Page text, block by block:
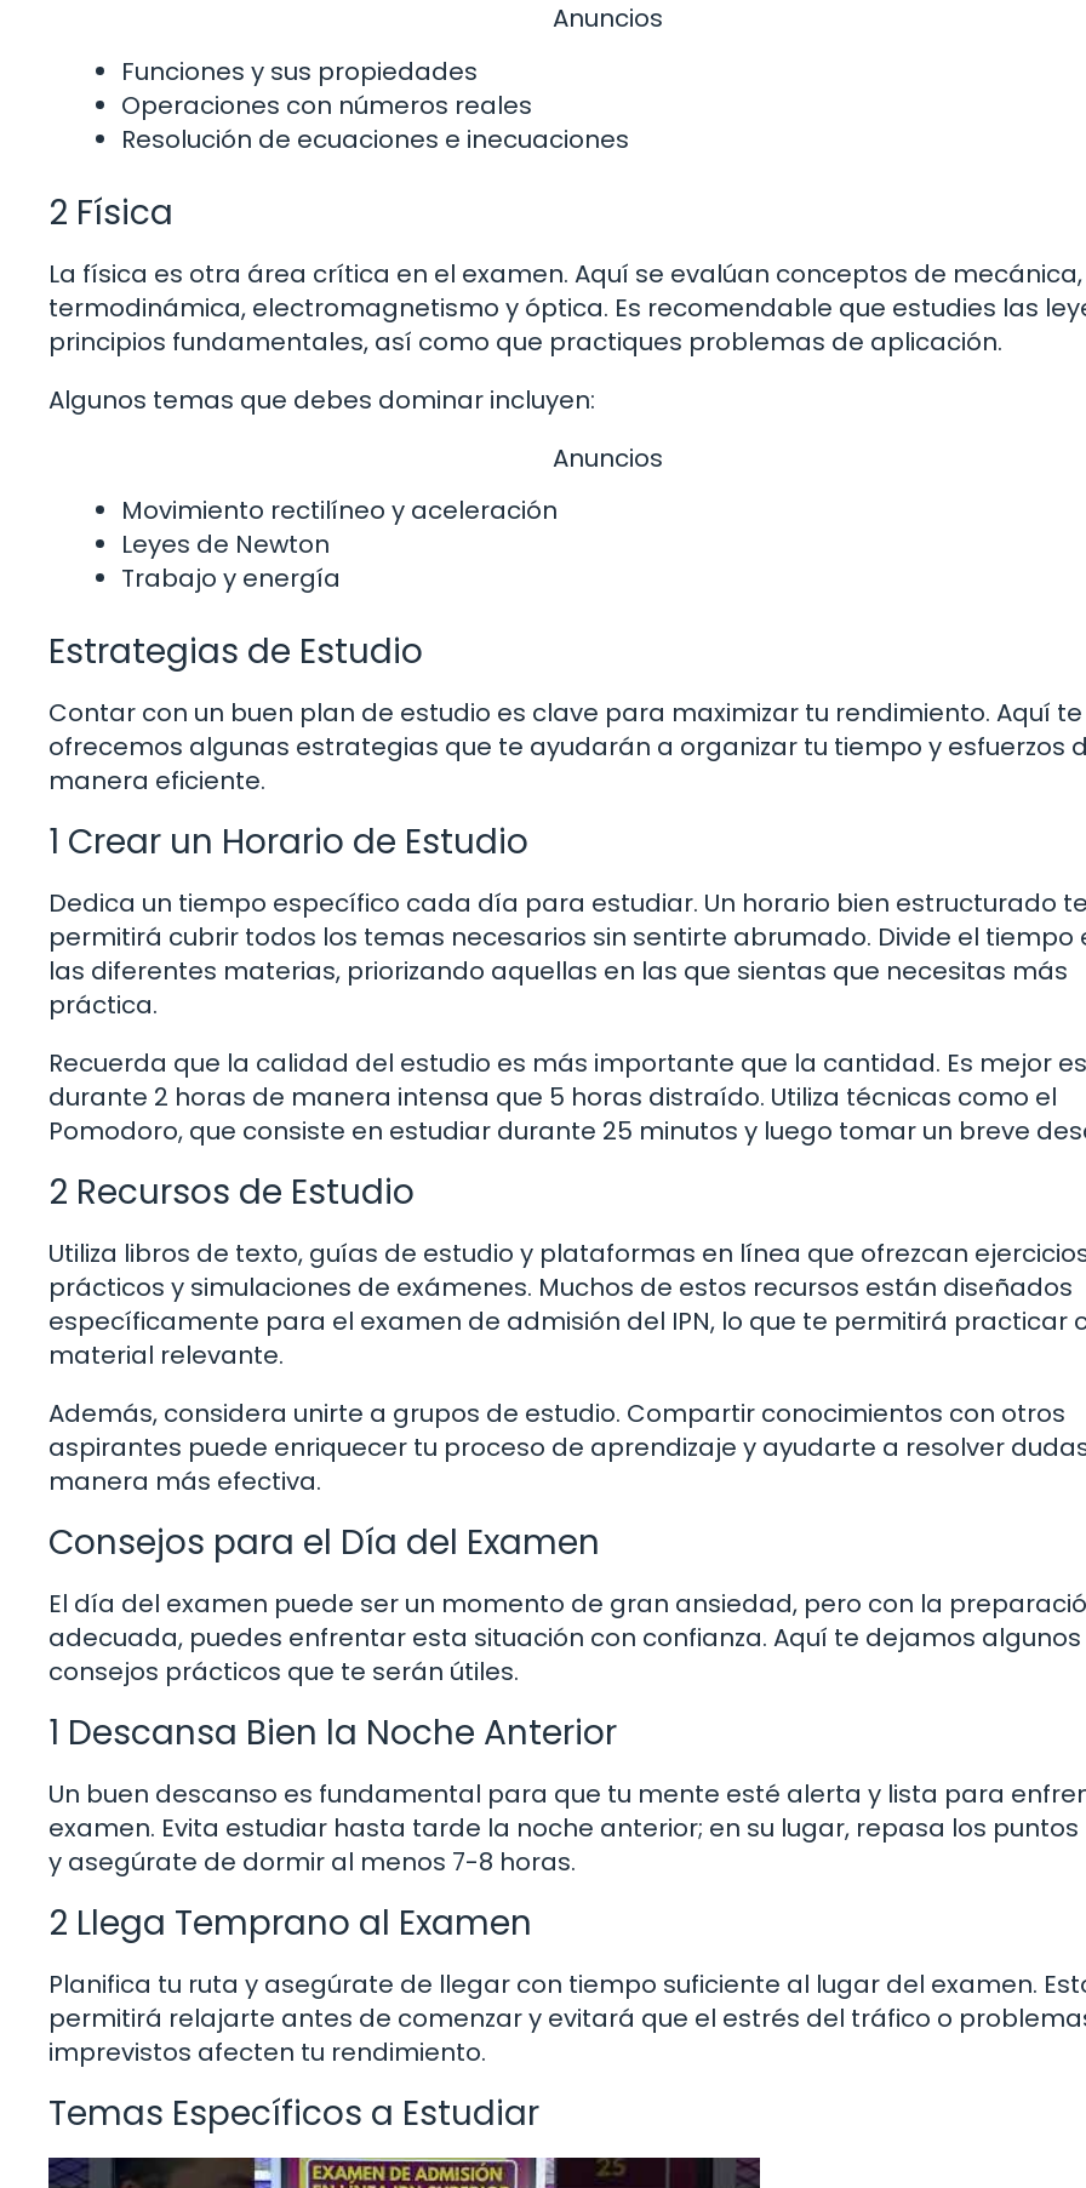
Anuncios
Funciones y sus propiedades
Operaciones con números reales
Resolución de ecuaciones e inecuaciones
2 Física
La física es otra área crítica en el examen. Aquí se evalúan conceptos de mecánica,
termodinámica, electromagnetismo y óptica. Es recomendable que estudies las
principios fundamentales, así como que practiques problemas de aplicación.
Algunos temas que debes dominar incluyen:
Anuncios
Movimiento rectilíneo y aceleración
Leyes de Newton
Trabajo y energía
Estrategias de Estudio
Contar con un buen plan de estudio es clave para maximizar tu rendimiento. Aquí te
ofrecemos algunas estrategias que te ayudarán a organizar tu tiempo y esfuerzos
manera eficiente.
1 Crear un Horario de Estudio
Dedica un tiempo específico cada día para estudiar. Un horario bien estructurado
permitirá cubrir todos los temas necesarios sin sentirte abrumado. Divide el tiempo
las diferentes materias, priorizando aquellas en las que sientas que necesitas más
práctica.
Recuerda que la calidad del estudio es más importante que la cantidad. Es mejor
durante 2 horas de manera intensa que 5 horas distraído. Utiliza técnicas como el
Pomodoro, que consiste en estudiar durante 25 minutos y luego tomar un breve
2 Recursos de Estudio
Utiliza libros de texto, guías de estudio y plataformas en línea que ofrezcan
prácticos y simulaciones de exámenes. Muchos de estos recursos están diseñados
específicamente para el examen de admisión del IPN, lo que te permitirá practicar
material relevante.
Además, considera unirte a grupos de estudio. Compartir conocimientos con otros
aspirantes puede enriquecer tu proceso de aprendizaje y ayudarte a resolver
manera más efectiva.
Consejos para el Día del Examen
El día del examen puede ser un momento de gran ansiedad, pero con la
adecuada, puedes enfrentar esta situación con confianza. Aquí te dejamos algunos
consejos prácticos que te serán útiles.
1 Descansa Bien la Noche Anterior
Un buen descanso es fundamental para que tu mente esté alerta y lista para
examen. Evita estudiar hasta tarde la noche anterior; en su lugar, repasa los
y asegúrate de dormir al menos 7-8 horas.
2 Llega Temprano al Examen
Planifica tu ruta y asegúrate de llegar con tiempo suficiente al lugar del examen.
permitirá relajarte antes de comenzar y evitará que el estrés del tráfico o
imprevistos afecten tu rendimiento.
Temas Específicos a Estudiar